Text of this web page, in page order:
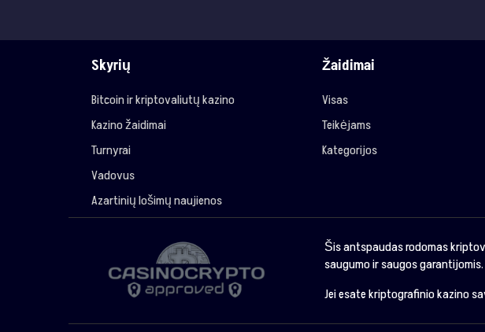
Skyrių
Bitcoin ir kriptovaliutų kazino
Kazino žaidimai
Turnyrai
Vadovus
Azartinių lošimų naujienos
Žaidimai
Visas
Teikėjams
Kategorijos
Šis antspaudas rodomas
saugumo ir saugos garantijomis.
Jei esate kriptografinio kazino